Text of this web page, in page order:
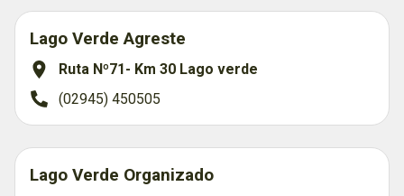
Lago Verde Agreste
Ruta Nº71- Km 30 Lago verde
(02945) 450505
Lago Verde Organizado